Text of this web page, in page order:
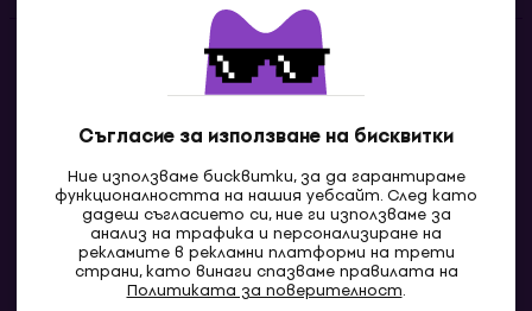
Съгласие за използване на бисквитки
Ние използваме бисквитки, за да гарантираме
функционалността на нашия уебсайт. След като
дадеш съгласието си, ние ги използваме за
анализ на трафика и персонализиране на
рекламите в рекламни платформи на трети
страни, като винаги спазваме правилата на
Политиката за поверителност.
Контакти